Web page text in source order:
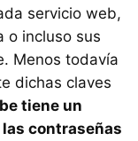
servicio web,
o incluso sus
Menos todavía
dichas claves
tiene un
contraseñas